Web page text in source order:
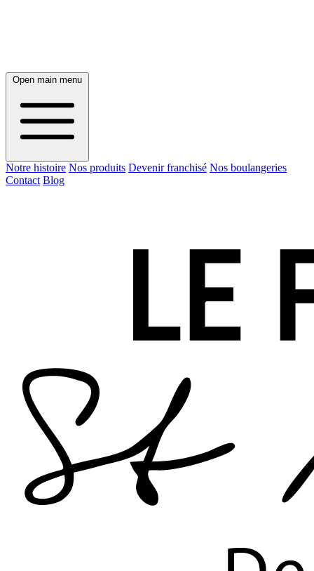
Open main menu
Notre histoire Nos produits Devenir franchisé Nos boulangeries
Contact Blog